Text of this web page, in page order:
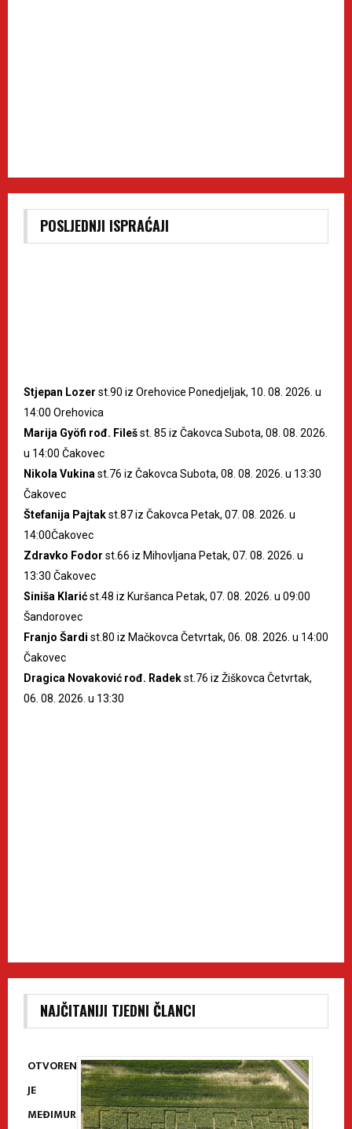
POSLJEDNJI ISPRAĆAJI
Stjepan Lozer st.90 iz Orehovice Ponedjeljak, 10. 08. 2026. u
14:00 Orehovica
Marija Gyöfi rođ. Filešst. 85 iz Čakovca Subota, 08. 08. 2026.
u 14:00 Čakovec
Nikola Vukinast.76 iz Čakovca Subota, 08. 08. 2026. u 13:30
Čakovec
Štefanija Pajtakst.87 iz Čakovca Petak, 07. 08. 2026. u
14:00Čakovec
Zdravko Fodor st.66 iz Mihovljana Petak, 07. 08. 2026. u
13:30 Čakovec
Siniša Klarićst.48 iz Kuršanca Petak, 07. 08. 2026. u 09:00
Šandorovec
Franjo Šardi st.80 iz Mačkovca Četvrtak, 06. 08. 2026. u 14:00
Čakovec
Dragica Novaković rođ. Radekst.76 iz Žiškovca Četvrtak,
06. 08. 2026. u 13:30
NAJČITANIJI TJEDNI ČLANCI
OTVOREN
JE
MEĐIMUR